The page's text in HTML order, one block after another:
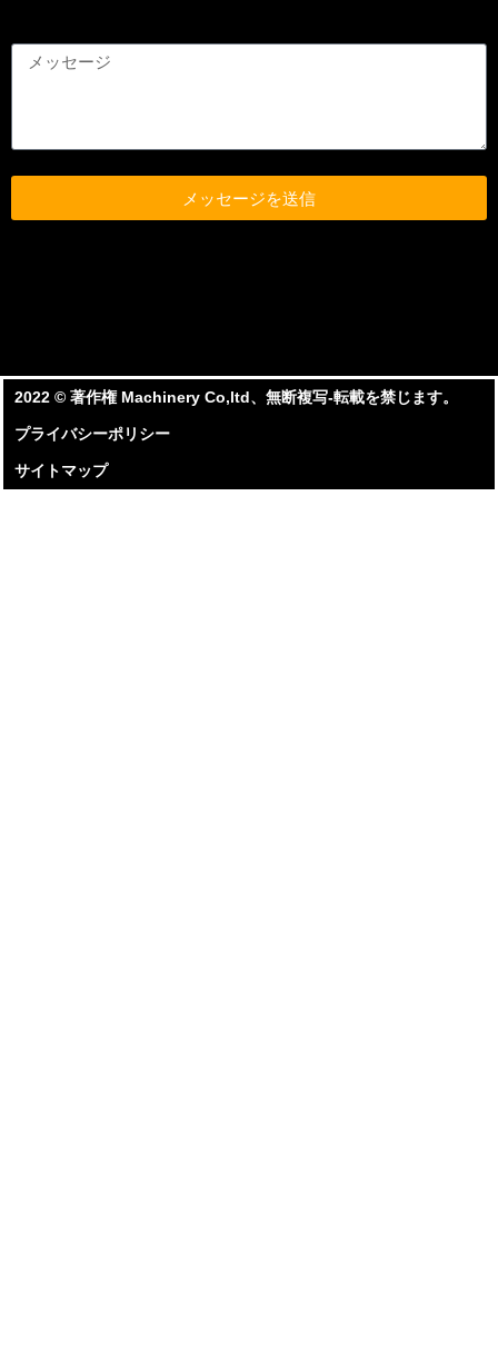
メッセージを送信
2022 ©️ 著作権 Machinery Co,ltd、無断複写-転載を禁じます。
プライバシーポリシー
サイトマップ